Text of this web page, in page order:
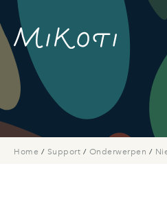
Home / Support / Onderwerpen /